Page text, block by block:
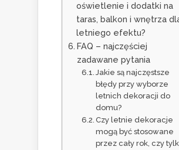
oświetlenie i dodatki na
taras, balkon i wnętrza
letniego efektu?
FAQ – najczęściej
zadawane pytania
Jakie są najczęstsze
błędy przy wyborze
letnich dekoracji do
domu?
Czy letnie dekoracje
mogą być stosowane
przez cały rok, czy